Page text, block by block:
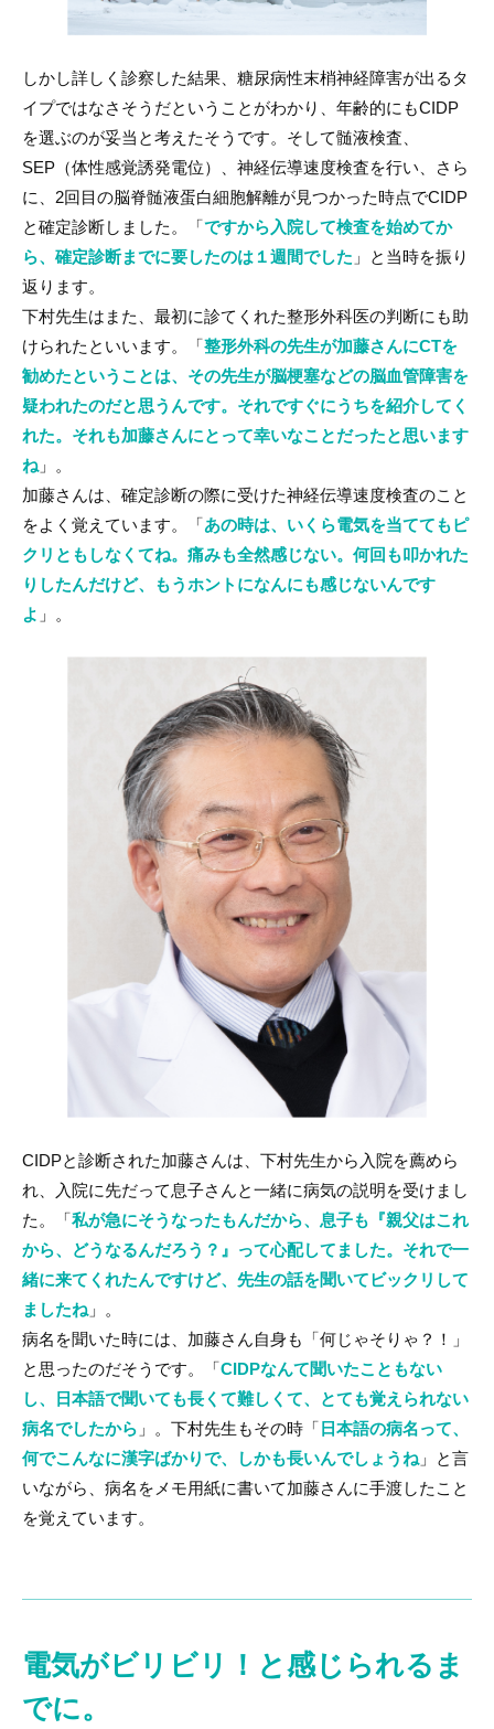
しかし詳しく診察した結果、糖尿病性末梢神経障害が出るタ
イプではなさそうだということがわかり、年齢的にもCIDP
を選ぶのが妥当と考えたそうです。そして髄液検査、
SEP（体性感覚誘発電位）、神経伝導速度検査を行い、さら
に、2回目の脳脊髄液蛋白細胞解離が見つかった時点でCIDP
と確定診断しました。「 ですから入院して検査を始めてか
ら、確定診断までに要したのは１週間でした 」と当時を振り
返ります。
下村先生はまた、最初に診てくれた整形外科医の判断にも助
けられたといいます。「 整形外科の先生が加藤さんにCTを
勧めたということは、その先生が脳梗塞などの脳血管障害を
疑われたのだと思うんです。それですぐにうちを紹介してく
れた。それも加藤さんにとって幸いなことだったと思います
ね」。
加藤さんは、確定診断の際に受けた神経伝導速度検査のこと
をよく覚えています。「 あの時は、いくら電気を当ててもピ
クリともしなくてね。痛みも全然感じない。何回も叩かれた
りしたんだけど、もうホントになんにも感じないんです
よ 」。
CIDPと診断された加藤さんは、下村先生から入院を薦めら
れ、入院に先だって息子さんと一緒に病気の説明を受けまし
た。「私が急にそうなったもんだから、息子も『親父はこれ
から、どうなるんだろう？』って心配してました。それで一
緒に来てくれたんですけど、先生の話を聞いてビックリして
ましたね 」。
病名を聞いた時には、加藤さん自身も「何じゃそりゃ？！」
と思ったのだそうです。「CIDPなんて聞いたこともない
し、日本語で聞いても長くて難しくて、とても覚えられない
病名でしたから 」。下村先生もその時「 日本語の病名って、
何でこんなに漢字ばかりで、しかも長いんでしょうね 」と言
いながら、病名をメモ用紙に書いて加藤さんに手渡したこと
を覚えています。
電気がビリビリ！と感じられるま
でに。